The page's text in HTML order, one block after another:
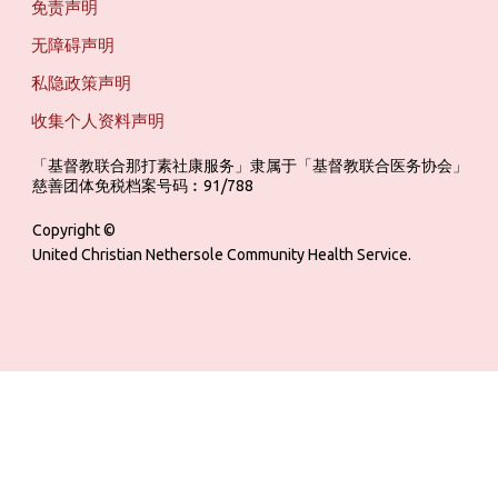
免责声明
无障碍声明
私隐政策声明
收集个人资料声明
「基督教联合那打素社康服务」隶属于「基督教联合医务协会」
慈善团体免税档案号码︰91/788
Copyright ©
United Christian Nethersole Community Health Service.